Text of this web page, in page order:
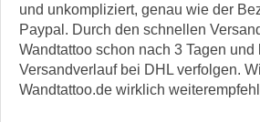
und unkompliziert, genau wie der
Paypal. Durch den schnellen
Wandtattoo schon nach 3 Tagen und
Versandverlauf bei DHL verfolgen.
Wandtattoo.de wirklich